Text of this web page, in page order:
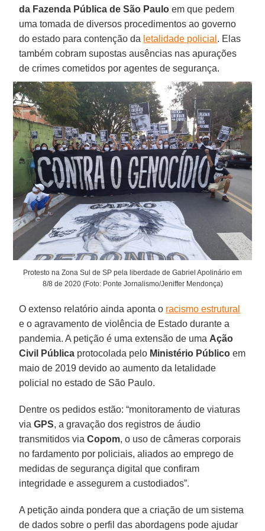
da Fazenda Pública de São Paulo em que pedem
uma tomada de diversos procedimentos ao governo
do estado para contenção da letalidade policial . Elas
também cobram supostas ausências nas apurações
de crimes cometidos por agentes de segurança.
Protesto na Zona Sul de SP pela liberdade de Gabriel Apolinário em
8/8 de 2020 (Foto: Ponte Jornalismo/Jeniffer Mendonça)
O extenso relatório ainda aponta o racismo estrutural
e o agravamento de violência de Estado durante a
pandemia. A petição é uma extensão de uma Ação
Civil Pública protocolada pelo Ministério Público em
maio de 2019 devido ao aumento da letalidade
policial no estado de São Paulo.
Dentre os pedidos estão: “monitoramento de viaturas
viaGPS, a gravação dos registros de áudio
transmitidos viaCopom, o uso de câmeras corporais
no fardamento por policiais, aliados ao emprego de
medidas de segurança digital que confiram
integridade e assegurem a custodiados”.
A petição ainda pondera que a criação de um sistema
de dados sobre o perfil das abordagens pode ajudar